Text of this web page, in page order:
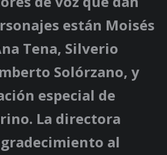
están Moisés
Tena, Silverio
Solórzano, y
especial de
. La directora
al